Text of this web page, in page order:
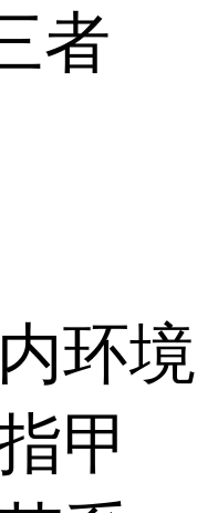
者
环境
甲